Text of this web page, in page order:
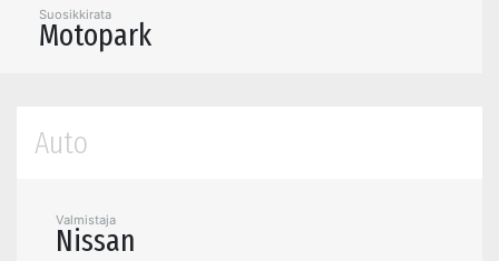
Suosikkirata
Motopark
Auto
Valmistaja
Nissan